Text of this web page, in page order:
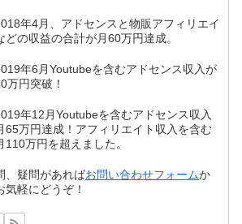
年4月、アドセンスと物販アフィリエイ
どの収益の合計が月60万円達成。
年6月Youtubeを含むアドセンス収入が
万円突破！
年12月Youtubeを含むアドセンス収入
65万円達成！アフィリエイト収入を含む
110万円を超えました。
、疑問があればお問い合わせフォームか
気軽にどうぞ！